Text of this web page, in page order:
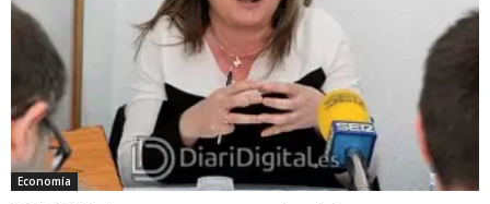
Economía